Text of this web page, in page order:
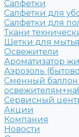
Салфетки
Салфетки для
Салфетки для
Ткани
Щетки для
Освежители
Ароматизатор
Аэрозоль
Сменный баллон
Сервисный
Акции
Компания
Новости